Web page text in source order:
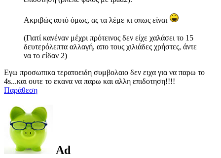
Ακριβώς αυτό όμως, ας τα λέμε κι οπως είναι
(Γιατί κανέναν μέχρι πρότεινος δεν είχε χαλάσει το 15
δευτερόλεπτα αλλαγή, απο τους χιλιάδες χρήστες, άντε
να το είδαν 2)
Εγω προσωπικα τερατοειδη συμβολαιο δεν ειχα για να παρω το
4s...και ουτε το εκανα να παρω και αλλη επιδοτηση!!!!
Παράθεση
Ad